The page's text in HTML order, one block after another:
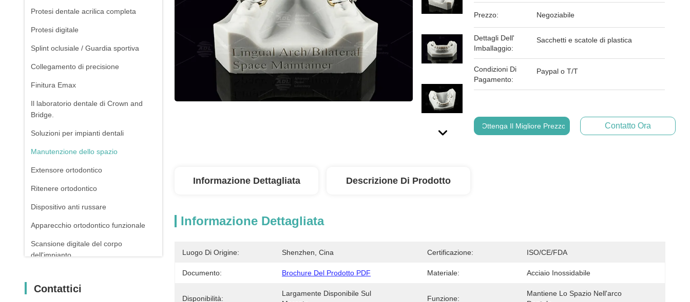
Protesi dentale acrilica completa
Protesi digitale
Splint oclusiale / Guardia sportiva
Collegamento di precisione
Finitura Emax
Il laboratorio dentale di Crown and
Bridge.
Soluzioni per impianti dentali
Manutenzione dello spazio
Extensore ortodontico
Ritenere ortodontico
Dispositivo anti russare
Apparecchio ortodontico funzionale
Scansione digitale del corpo
dell'impianto
Contattici
Prezzo: Negoziabile
Dettagli Dell'
Imballaggio:
Sacchetti e scatole di plastica
Condizioni Di
Pagamento:
Paypal o T/T
Ottenga Il Migliore Prezzo Contatto Ora
Informazione Dettagliata Descrizione Di Prodotto
Informazione Dettagliata
Luogo Di Origine: Shenzhen, Cina Certificazione: ISO/CE/FDA
Documento: Brochure Del Prodotto PDF Materiale: Acciaio Inossidabile
Disponibilità:
Largamente Disponibile Sul
Funzione:
Mantiene Lo Spazio Nell'arco